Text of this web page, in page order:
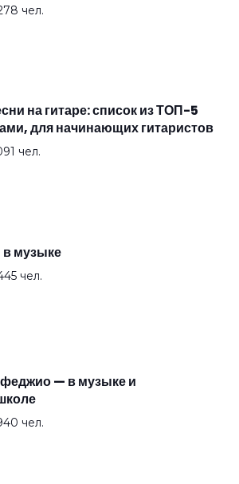
радости паяца
чел.
на гитаре: список из ТОП-5
для начинающих гитаристов
чел.
в музыке
чел.
— в музыке и
чел.